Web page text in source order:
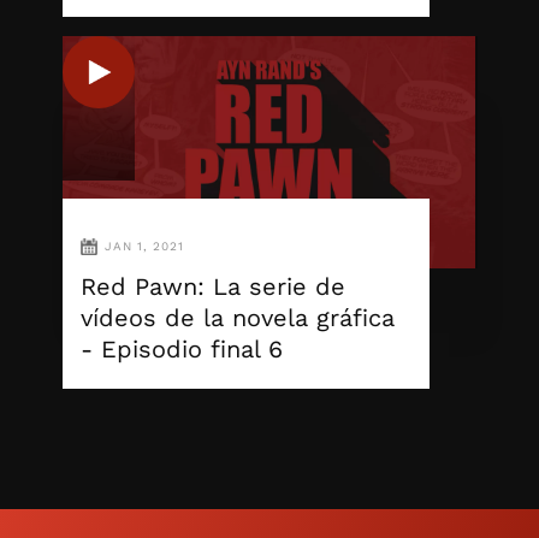
JAN 1, 2021
Red Pawn: La serie de
vídeos de la novela gráfica
- Episodio final 6